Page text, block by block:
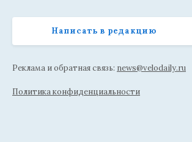
Написать в редакцию
Реклама и обратная связь: news@velodaily.ru
Политика конфиденциальности